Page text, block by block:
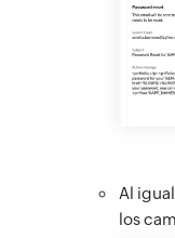
Al
los